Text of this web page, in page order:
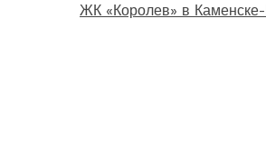
ЖК «Королев» в